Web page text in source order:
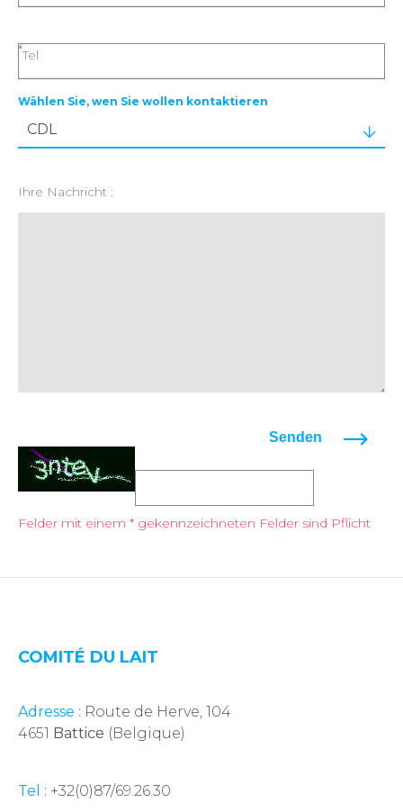
Tel
Wählen Sie, wen Sie wollen kontaktieren
Ihre Nachricht :
Senden
Felder mit einem * gekennzeichneten Felder sind Pflicht
COMITÉ DU LAIT
Adresse : Route de Herve, 104
4651 Battice (Belgique)
Tel : +32(0)87/69.26.30